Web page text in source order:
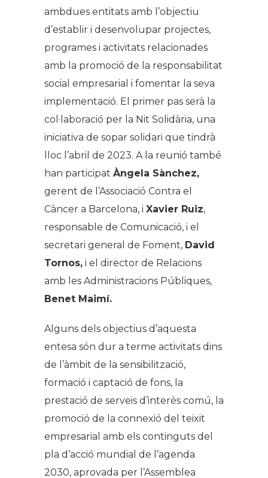
ambdues entitats amb l’objectiu
d’establir i desenvolupar projectes,
programes i activitats relacionades
amb la promoció de la responsabilitat
social empresarial i fomentar la seva
implementació. El primer pas serà la
col·laboració per la Nit Solidària, una
iniciativa de sopar solidari que tindrà
lloc l’abril de 2023. A la reunió també
han participat Àngela Sànchez,
gerent de l’Associació Contra el
Càncer a Barcelona, i Xavier Ruiz,
responsable de Comunicació, i el
secretari general de Foment, David
Tornos, i el director de Relacions
amb les Administracions Públiques,
Benet Maimí.
Alguns dels objectius d’aquesta
entesa són dur a terme activitats dins
de l’àmbit de la sensibilització,
formació i captació de fons, la
prestació de serveis d’interès comú, la
promoció de la connexió del teixit
empresarial amb els continguts del
pla d’acció mundial de l’agenda
2030, aprovada per l’Assemblea